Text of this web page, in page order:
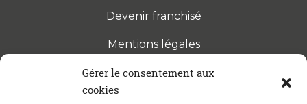
Gérer le consentement aux
cookies
Devenir franchisé
Mentions légales
S’INSCRIRE À LA NEWSLETTER